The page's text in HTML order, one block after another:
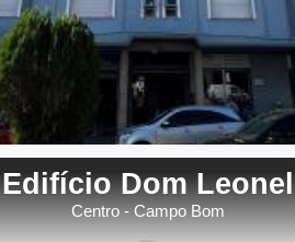
Edifício Dom Leonel
Centro - Campo Bom